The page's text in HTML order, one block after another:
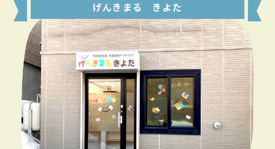
げんきまる きよた